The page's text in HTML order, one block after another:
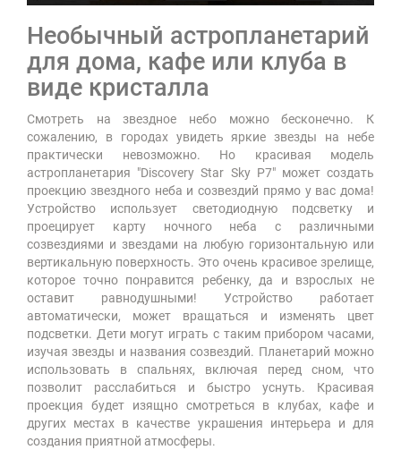
Необычный астропланетарий
для дома, кафе или клуба в
виде кристалла
Смотреть на звездное небо можно бесконечно. К
сожалению, в городах увидеть яркие звезды на небе
практически невозможно. Но красивая модель
астропланетария "Discovery Star Sky P7" может создать
проекцию звездного неба и созвездий прямо у вас дома!
Устройство использует светодиодную подсветку и
проецирует карту ночного неба с различными
созвездиями и звездами на любую горизонтальную или
вертикальную поверхность. Это очень красивое зрелище,
которое точно понравится ребенку, да и взрослых не
оставит равнодушными! Устройство работает
автоматически, может вращаться и изменять цвет
подсветки. Дети могут играть с таким прибором часами,
изучая звезды и названия созвездий. Планетарий можно
использовать в спальнях, включая перед сном, что
позволит расслабиться и быстро уснуть. Красивая
проекция будет изящно смотреться в клубах, кафе и
других местах в качестве украшения интерьера и для
создания приятной атмосферы.